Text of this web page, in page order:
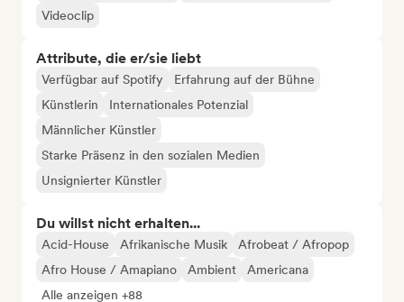
Videoclip
Attribute, die er/sie liebt
Verfügbar auf Spotify
Erfahrung auf der Bühne
Künstlerin
Internationales Potenzial
Männlicher Künstler
Starke Präsenz in den sozialen Medien
Unsignierter Künstler
Du willst nicht erhalten...
Acid-House Afrikanische Musik
Afrobeat / Afropop
Afro House / Amapiano
Ambient
Americana
Alle anzeigen +88